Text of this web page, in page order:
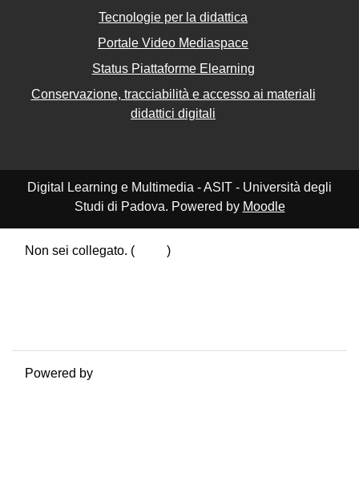
Tecnologie per la didattica
Portale Video Mediaspace
Status Piattaforme Elearning
Conservazione, tracciabilità e accesso ai materiali
didattici digitali
Digital Learning e Multimedia - ASIT - Università degli
Studi di Padova. Powered by Moodle
Non sei collegato. (
)
Powered by